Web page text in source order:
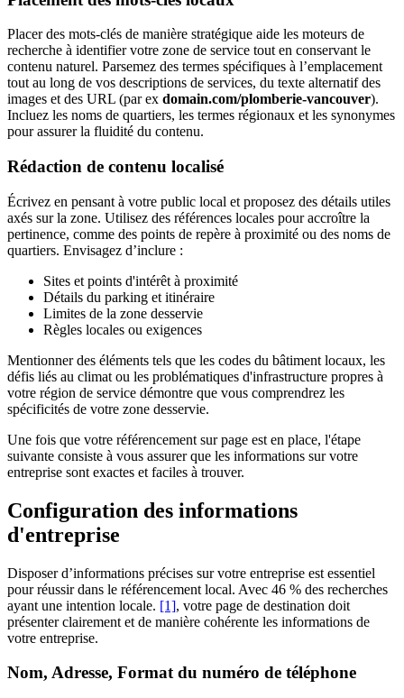
Placer des mots-clés de manière stratégique aide les moteurs de
recherche à identifier votre zone de service tout en conservant le
contenu naturel. Parsemez des termes spécifiques à l’emplacement
tout au long de vos descriptions de services, du texte alternatif des
images et des URL (par ex domain.com/plomberie-vancouver).
Incluez les noms de quartiers, les termes régionaux et les synonymes
pour assurer la fluidité du contenu.
Rédaction de contenu localisé
Écrivez en pensant à votre public local et proposez des détails utiles
axés sur la zone. Utilisez des références locales pour accroître la
pertinence, comme des points de repère à proximité ou des noms de
quartiers. Envisagez d’inclure :
Sites et points d'intérêt à proximité
Détails du parking et itinéraire
Limites de la zone desservie
Règles locales ou exigences
Mentionner des éléments tels que les codes du bâtiment locaux, les
défis liés au climat ou les problématiques d'infrastructure propres à
votre région de service démontre que vous comprendrez les
spécificités de votre zone desservie.
Une fois que votre référencement sur page est en place, l'étape
suivante consiste à vous assurer que les informations sur votre
entreprise sont exactes et faciles à trouver.
Configuration des informations
d'entreprise
Disposer d’informations précises sur votre entreprise est essentiel
pour réussir dans le référencement local. Avec 46 % des recherches
ayant une intention locale. [1], votre page de destination doit
présenter clairement et de manière cohérente les informations de
votre entreprise.
Nom, Adresse, Format du numéro de téléphone